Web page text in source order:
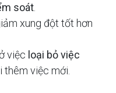
soát
xung đột tốt hơn
việc loại bỏ việc
thêm việc mới.